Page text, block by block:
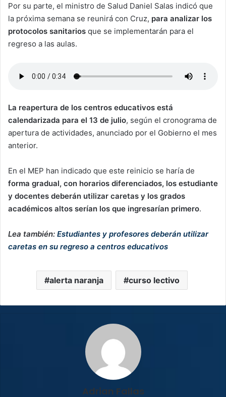
Por su parte, el ministro de Salud Daniel Salas indicó que
la próxima semana se reunirá con Cruz, para analizar los
protocolos sanitarios que se implementarán para el
regreso a las aulas.
La reapertura de los centros educativos está
calendarizada para el 13 de julio, según el cronograma de
apertura de actividades, anunciado por el Gobierno el mes
anterior.
En el MEP han indicado que este reinicio se haría de
forma gradual, con horarios diferenciados, los estudiante
y docentes deberán utilizar caretas y los grados
académicos altos serían los que ingresarían primero.
Lea también: Estudiantes y profesores deberán utilizar
caretas en su regreso a centros educativos
alerta naranja curso lectivo
Adrian Fallas